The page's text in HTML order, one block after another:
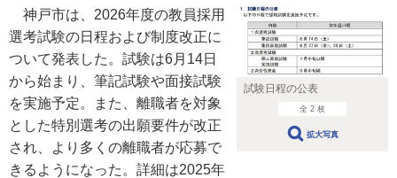
試験日程の公表
全 2 枚
拡大写真
神戸市は、2026年度の教員採用
選考試験の日程および制度改正に
ついて発表した。試験は6月14日
から始まり、筆記試験や面接試験
を実施予定。また、離職者を対象
とした特別選考の出願要件が改正
され、より多くの離職者が応募で
きるようになった。詳細は2025年